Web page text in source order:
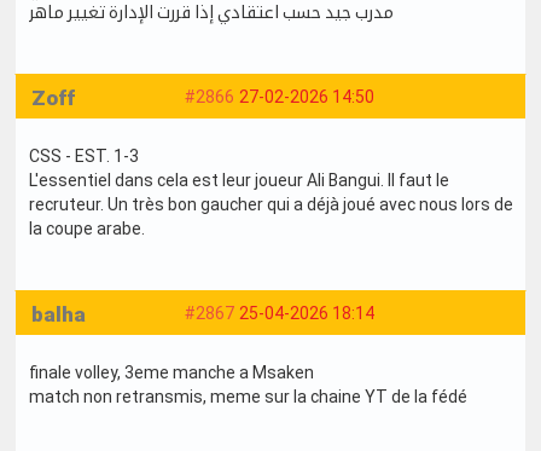
مدرب جيد حسب اعتقادي إذا قررت الإدارة تغيير ماهر
#2866 27-02-2026 14:50
Zoff
CSS - EST. 1-3
L'essentiel dans cela est leur joueur Ali Bangui. Il faut le
recruteur. Un très bon gaucher qui a déjà joué avec nous lors de
la coupe arabe.
#2867 25-04-2026 18:14
balha
finale volley, 3eme manche a Msaken
match non retransmis, meme sur la chaine YT de la fédé